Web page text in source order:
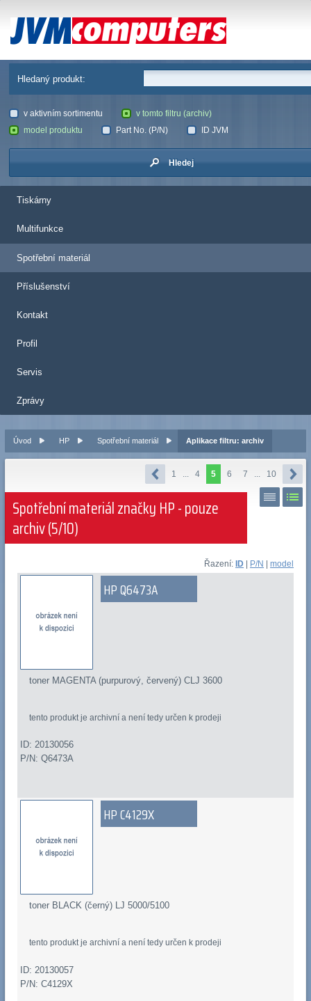
JVM Computers
Hledaný produkt:
v aktivním sortimentu
v tomto filtru (archiv)
model produktu
Part No. (P/N) ID JVM
Hledej
Tiskárny
Multifunkce
Spotřební materiál
Příslušenství
Kontakt
Profil
Servis
Zprávy
Úvod HP Spotřební materiál Aplikace filtru: archiv
1 ... 4 5 6 7 ... 10
Spotřební materiál značky HP - pouze
archiv (5/10)
Řazení: ID P/N |model
HP Q6473A
toner MAGENTA (purpurový, červený) CLJ 3600
tento produkt je archivní a není tedy určen k prodeji
ID: 20130056
P/N: Q6473A
HP C4129X
toner BLACK (černý) LJ 5000/5100
tento produkt je archivní a není tedy určen k prodeji
ID: 20130057
P/N: C4129X